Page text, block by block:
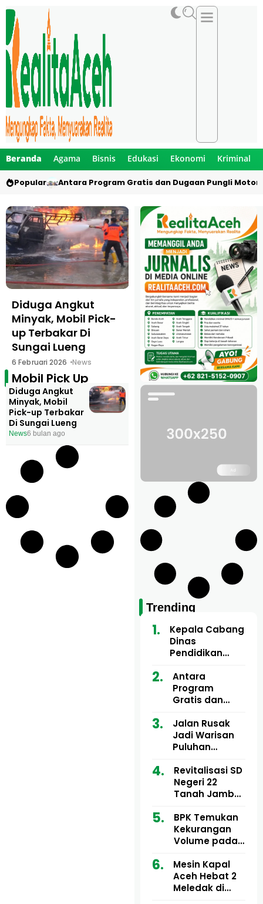
Beranda Agama Bisnis Edukasi Ekonomi Kriminal
Popular Antara Program Gratis dan Dugaan Pungli Motor
Diduga Angkut
Minyak, Mobil Pick-
up Terbakar Di
Sungai Lueng
6 Februari 2026 News
Mobil Pick Up
Diduga Angkut
Minyak, Mobil
Pick-up Terbakar
Di Sungai Lueng
News6 bulan ago
Trending
Kepala Cabang
Dinas
Pendidikan
Utara Buka
Pelatihan Deep
Learning serta
Artifisial bagi
Guru
Matematika
Antara
Program
Gratis dan
Motor Imum
Gampong, Uji
Nyali APH
Bermain di
Balik Rp250
Ribu
Jalan Rusak
Jadi Warisan
Puluhan
dan Tgk
Muharuddin
Kini Didesak
Revitalisasi SD
Negeri 22
Tanah Jambo
Miliar Tuai
Sorotan, Publik
Pertanyakan
Anggaran
BPK Temukan
Kekurangan
Volume pada
Aceh Utara
Tahun 2024,
Pengembalian
Mesin Kapal
Aceh Hebat 2
Meledak di